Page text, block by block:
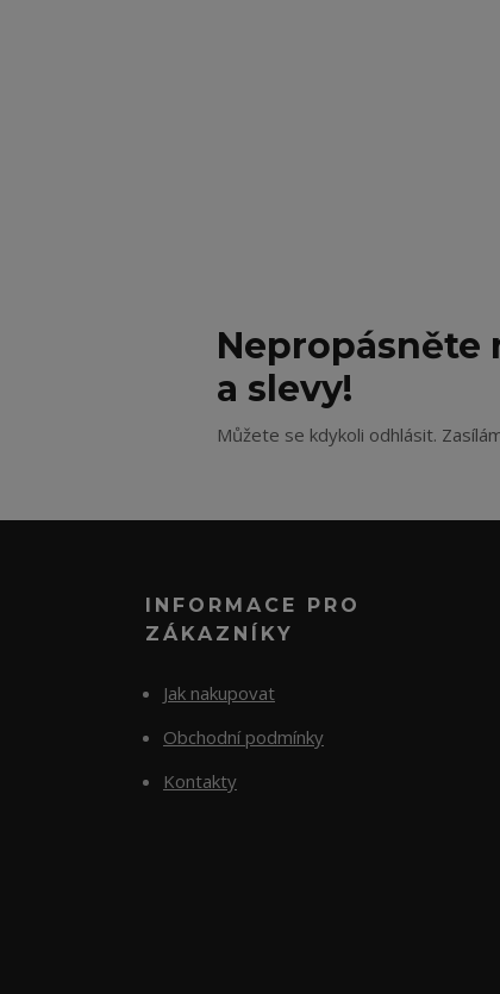
Nepropásněte
a slevy!
Můžete se kdykoli odhlásit.
INFORMACE PRO
ZÁKAZNÍKY
Jak nakupovat
Obchodní podmínky
Kontakty